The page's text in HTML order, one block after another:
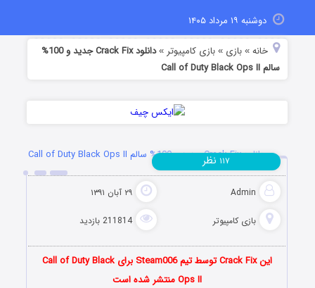
دوشنبه ۱۹ مرداد ۱۴۰۵
خانه »بازی »بازی کامپیوتر »
دانلود Crack Fix جدید و 100%
سالم Call of Duty Black Ops II
دانلود Crack Fix جدید و 100% سالم Call of Duty Black Ops II
Admin ۲۹ آبان ۱۳۹۱
بازی کامپیوتر 211814 بازدید
۱۱۷ نظر
این Crack Fix توسط تیم Steam006 برای Call of Duty Black
Ops II منتشر شده است